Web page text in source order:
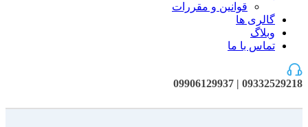
قوانین و مقررات
گالری ها
وبلاگ
تماس با ما
09332529218 | 09906129937